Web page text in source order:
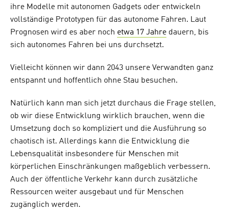
ihre Modelle mit autonomen Gadgets oder entwickeln
vollständige Prototypen für das autonome Fahren. Laut
Prognosen wird es aber noch etwa 17 Jahre dauern, bis
sich autonomes Fahren bei uns durchsetzt.
Vielleicht können wir dann 2043 unsere Verwandten ganz
entspannt und hoffentlich ohne Stau besuchen.
Natürlich kann man sich jetzt durchaus die Frage stellen,
ob wir diese Entwicklung wirklich brauchen, wenn die
Umsetzung doch so kompliziert und die Ausführung so
chaotisch ist. Allerdings kann die Entwicklung die
Lebensqualität insbesondere für Menschen mit
körperlichen Einschränkungen maßgeblich verbessern.
Auch der öffentliche Verkehr kann durch zusätzliche
Ressourcen weiter ausgebaut und für Menschen
zugänglich werden.